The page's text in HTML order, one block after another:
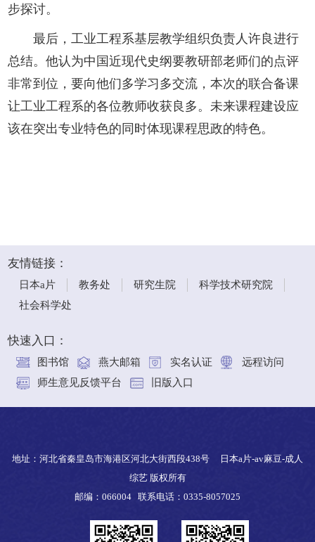
步探讨。
最后，工业工程系基层教学组织负责人许良进行
总结。他认为中国近现代史纲要教研部老师们的点评
非常到位，要向他们多学习多交流，本次的联合备课
让工业工程系的各位教师收获良多。未来课程建设应
该在突出专业特色的同时体现课程思政的特色。
友情链接：
日本a片 教务处 研究生院
科学技术研究院
社会科学处
快速入口：
图书馆 燕大邮箱 实名认证
远程访问
师生意见反馈平台
旧版入口
地址：河北省秦皇岛市海港区河北大街西段438号 日本a片-av麻豆-成人
综艺 版权所有
邮编：066004 联系电话：0335-8057025